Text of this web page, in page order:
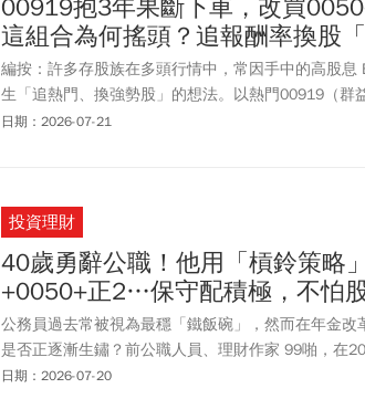
00919抱3年果斷下車，改買
這組合為何搖頭？追報酬率換股「
編按：許多存股族在多頭行情中，常因手中的高股息
生「追熱門、換強勢股」的想法。以熱門00919（群
出每單位 1 元新高、年化殖利率衝破 13%，仍有網
配置，還是給自己帶來更大的部位風險？
日期：2026-07-21
投資理財
40歲勇辭公職！他用「槓鈴策
+0050+正2…保守配積極，不怕
公務員過去常被視為最穩「鐵飯碗」，然而在年金
是否正逐漸生鏽？前公職人員、理財作家 99啪，在
數人操弄，因而下定決心學習資本市場遊戲規則。他
日期：2026-07-20